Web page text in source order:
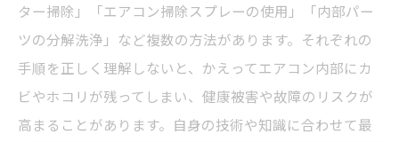
ター掃除」「エアコン掃除スプレーの使用」「内部パー
ツの分解洗浄」など複数の方法があります。それぞれの
手順を正しく理解しないと、かえってエアコン内部にカ
ビやホコリが残ってしまい、健康被害や故障のリスクが
高まることがあります。自身の技術や知識に合わせて最